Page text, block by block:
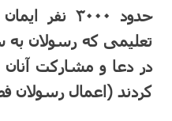
حدود ۳۰۰۰
تعلیمی که رسولان به
در دعا و مشارکت
کردند (اعمال رسولان فصل ۲ آیات